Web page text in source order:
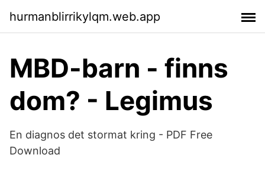
hurmanblirrikylqm.web.app
MBD-barn - finns
dom? - Legimus
En diagnos det stormat kring - PDF Free
Download